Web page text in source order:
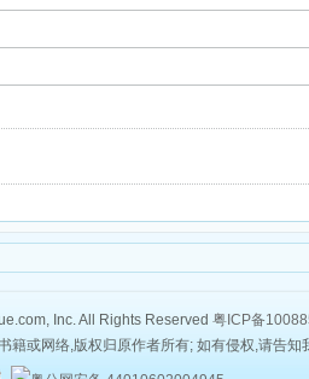
Inc. All Rights Reserved 粤ICP备
籍或网络,版权归原作者所有; 如有侵权,请告知